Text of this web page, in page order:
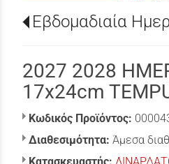
Εβδομαδιαία
2027 2028
17x24cm
Κωδικός Προϊόντος:
Διαθεσιμότητα: Άμεσα